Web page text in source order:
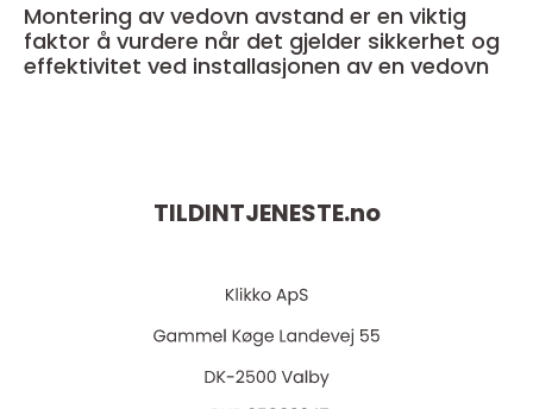
Montering av vedovn avstand er en viktig
faktor å vurdere når det gjelder sikkerhet og
effektivitet ved installasjonen av en vedovn
TILDINTJENESTE.no